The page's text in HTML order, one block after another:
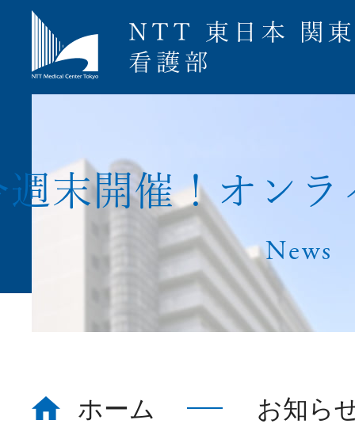
ホーム
募集要項
ナース専科就
週 末開催！ オ ン ラ
News
ホーム
お知ら